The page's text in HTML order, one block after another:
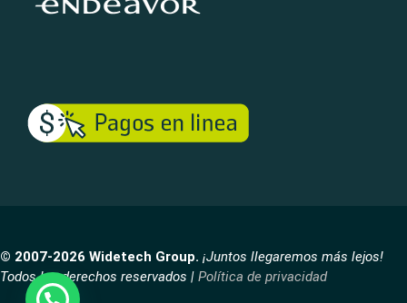
© 2007-2026 Widetech Group. ¡Juntos llegaremos más lejos!
Todos los derechos reservados | Política de privacidad